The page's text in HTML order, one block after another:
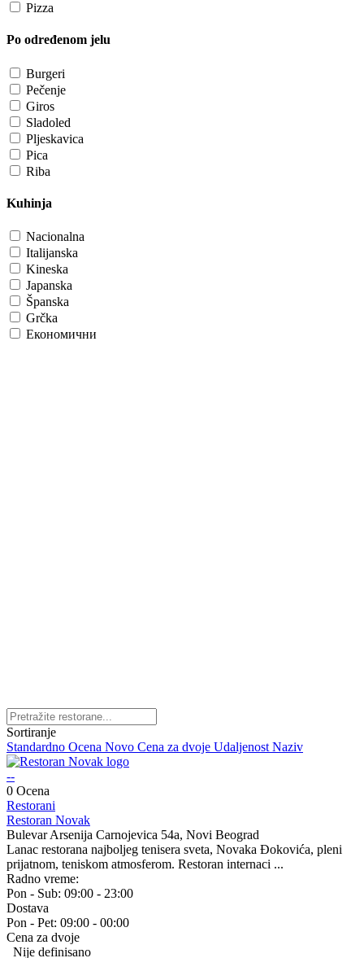
Pizza
Po određenom jelu
Burgeri
Pečenje
Giros
Sladoled
Pljeskavica
Pica
Riba
Kuhinja
Nacionalna
Italijanska
Kineska
Japanska
Španska
Grčka
Економични
Sortiranje
Standardno Ocena Novo Cena za dvoje Udaljenost Naziv
--
0 Ocena
Restorani
Restoran Novak
Bulevar Arsenija Carnojevica 54a, Novi Beograd
Lanac restorana najboljeg tenisera sveta, Novaka Đokovića, pleni
prijatnom, teniskom atmosferom. Restoran internaci ...
Radno vreme:
Pon - Sub: 09:00 - 23:00
Dostava
Pon - Pet: 09:00 - 00:00
Cena za dvoje
Nije definisano